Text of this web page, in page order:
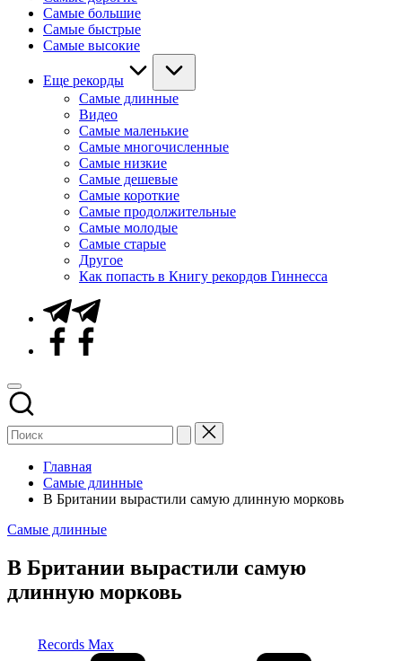
Самые большие
Самые быстрые
Самые высокие
Еще рекорды
Самые длинные
Видео
Самые маленькие
Самые многочисленные
Самые низкие
Самые дешевые
Самые короткие
Самые продолжительные
Самые молодые
Самые старые
Другое
Как попасть в Книгу рекордов Гиннесса
Telegram
Facebook
Главная
Самые длинные
В Британии вырастили самую длинную морковь
Опубликовано
Самые длинные
В Британии вырастили самую
длинную морковь
Records Max